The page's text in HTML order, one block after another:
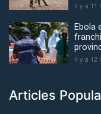
Il y a 11
Ebola
Il y a 12
Articles